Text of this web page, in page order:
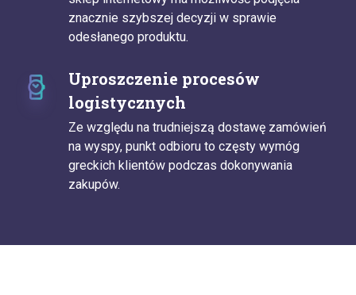
znacznie szybszej decyzji w sprawie
odesłanego produktu.
Uproszczenie procesów
logistycznych
Ze względu na trudniejszą dostawę zamówień
na wyspy, punkt odbioru to częsty wymóg
greckich klientów podczas dokonywania
zakupów.